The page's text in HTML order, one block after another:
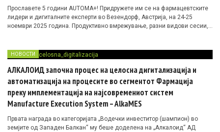
Прославете 5 години AUTOMA+! Придружете им се на фармацевтските
лидери и дигиталните експерти во Везендорф, Австрија, на 24-25
ноември 2025 година. Продуктивно вмрежување, разни видови сесии,
НОВОСТИ
АЛКАЛОИД започна процес на целосна дигитализација и
автоматизација на процесите во сегментот Фармација
преку имплементација на најсовремениот систем
Manufacture Execution System – AlkaMES
Првата награда во категоријата „Водечки инвеститор (шампион) во
земјите од Западен Балкан“ му беше доделена на „Алкалоид“ АД